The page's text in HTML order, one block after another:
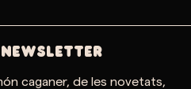
caganer, de les novetats,